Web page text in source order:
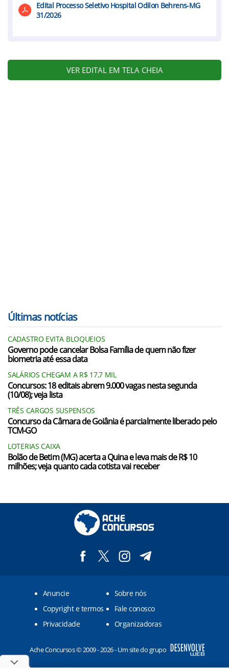
Edital Processo Seletivo Hospital Odilon Behrens-MG
31/2026
VER EDITAL EM TELA CHEIA
Últimas notícias
CADASTRO EVITA BLOQUEIOS
Governo pode cancelar Bolsa Família de quem não fizer
biometria até essa data
SALÁRIOS CHEGAM A R$ 17,7 MIL
Concursos: 18 editais abrem 9.000 vagas nesta segunda
(10/08); veja lista
TRÊS CARGOS SUSPENSOS
Concurso da Câmara de Goiânia é parcialmente liberado pelo
TCM-GO
LOTERIAS CAIXA
Bolão de Betim (MG) acerta a Quina e leva mais de R$ 10
milhões; veja quanto cada cotista vai receber
Anuncie
Sobre nós
Copyright e termos
Fale conosco
Privacidade
Organizadoras
Ache Concursos © 2009 - 2026 - Um site do grupo